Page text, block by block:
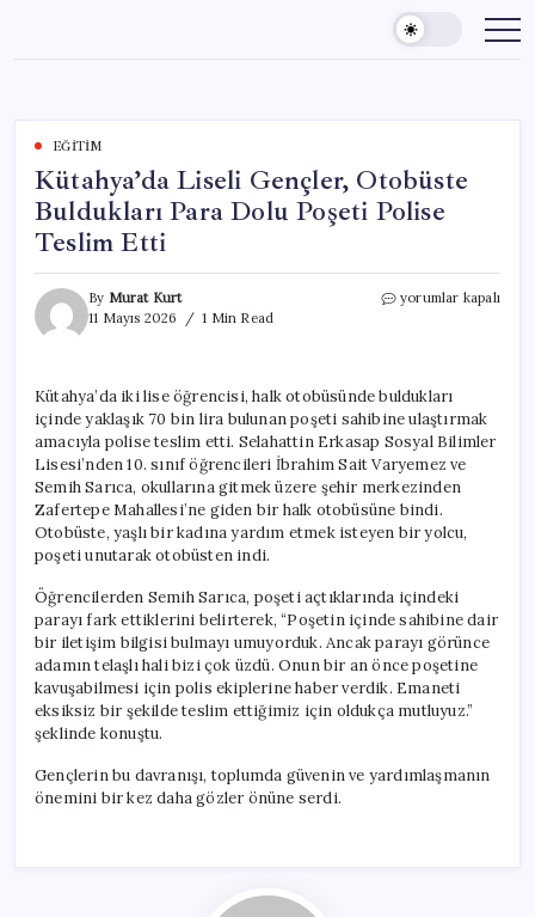
content
EĞITIM
Kütahya’da Liseli Gençler, Otobüste
Buldukları Para Dolu Poşeti Polise
Teslim Etti
By Murat Kurt
11 Mayıs 2026
1 Min Read
Kütahya’da
Para
Dolu
Poşeti
Polise
Teslim
Etti
için
yorumlar kapalı
Kütahya’da iki lise öğrencisi, halk otobüsünde buldukları
içinde yaklaşık 70 bin lira bulunan poşeti sahibine ulaştırmak
amacıyla polise teslim etti. Selahattin Erkasap Sosyal Bilimler
Lisesi’nden 10. sınıf öğrencileri İbrahim Sait Varyemez ve
Semih Sarıca, okullarına gitmek üzere şehir merkezinden
Zafertepe Mahallesi’ne giden bir halk otobüsüne bindi.
Otobüste, yaşlı bir kadına yardım etmek isteyen bir yolcu,
poşeti unutarak otobüsten indi.
Öğrencilerden Semih Sarıca, poşeti açtıklarında içindeki
parayı fark ettiklerini belirterek, “Poşetin içinde sahibine dair
bir iletişim bilgisi bulmayı umuyorduk. Ancak parayı görünce
adamın telaşlı hali bizi çok üzdü. Onun bir an önce poşetine
kavuşabilmesi için polis ekiplerine haber verdik. Emaneti
eksiksiz bir şekilde teslim ettiğimiz için oldukça mutluyuz.”
şeklinde konuştu.
Gençlerin bu davranışı, toplumda güvenin ve yardımlaşmanın
önemini bir kez daha gözler önüne serdi.